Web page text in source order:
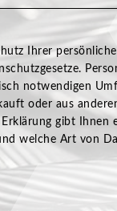
Ihrer
notwendigen
oder aus
gibt Ihnen
welche Art von